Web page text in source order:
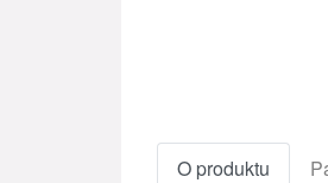
O produktu